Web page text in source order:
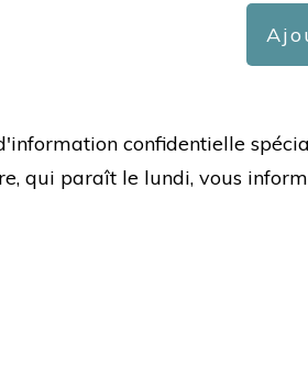
confidentielle
qui paraît le lundi, vous